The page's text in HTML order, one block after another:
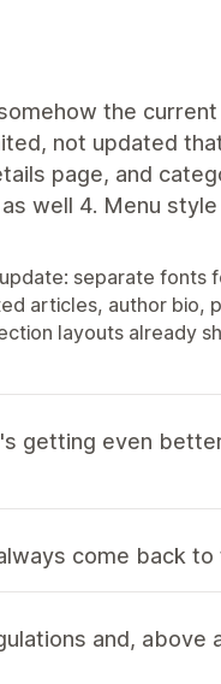
the
not updated
page, and
well 4. Menu
separate fonts
articles, author bio,
layouts already
getting even
come back to
and,